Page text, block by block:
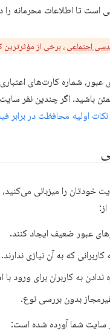
است تا اطلاعات محرمانه
اجتماعی ، برخی از مؤثرترین
شماره کارت‌های
باشید. اگر چندین نفر
نکات اولیه محافظت در برابر
خودتان را میزبانی
عبور ضعیف ایجاد کنند.
که به آن نیازی ندارند.
غیرمجاز بدون بررسی نوع.
سایت شما آورده شده است: